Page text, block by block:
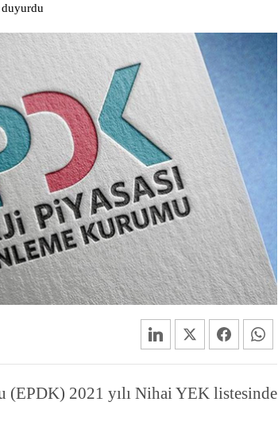
(EPDK) 2021 yılı Nihai YEK listesinde